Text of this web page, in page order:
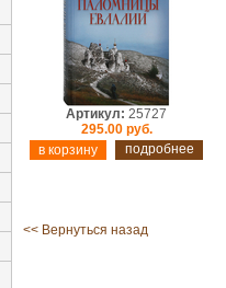
Артикул: 25727
295.00 руб.
подробнее
<< Вернуться назад